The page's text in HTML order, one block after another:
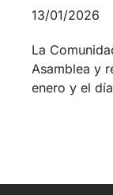
La
enero y el